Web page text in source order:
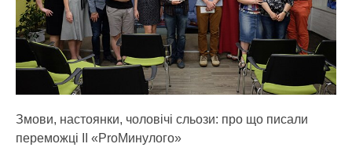
Змови, настоянки, чоловічі сльози: про що писали
переможці ІІ «ProМинулого»